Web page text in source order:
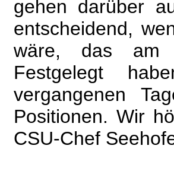
gehen darüber
entscheidend,
wäre, das am
Festgelegt
vergangenen
Positionen. Wir
CSU-Chef